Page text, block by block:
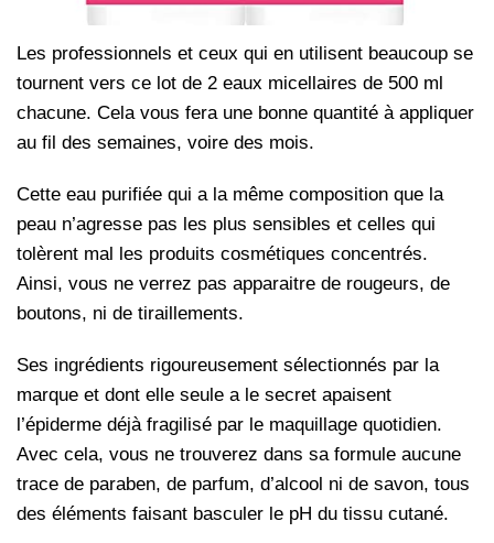
Les professionnels et ceux qui en utilisent beaucoup se
tournent vers ce lot de 2 eaux micellaires de 500 ml
chacune. Cela vous fera une bonne quantité à appliquer
au fil des semaines, voire des mois.
Cette eau purifiée qui a la même composition que la
peau n’agresse pas les plus sensibles et celles qui
tolèrent mal les produits cosmétiques concentrés.
Ainsi, vous ne verrez pas apparaitre de rougeurs, de
boutons, ni de tiraillements.
Ses ingrédients rigoureusement sélectionnés par la
marque et dont elle seule a le secret apaisent
l’épiderme déjà fragilisé par le maquillage quotidien.
Avec cela, vous ne trouverez dans sa formule aucune
trace de paraben, de parfum, d’alcool ni de savon, tous
des éléments faisant basculer le pH du tissu cutané.